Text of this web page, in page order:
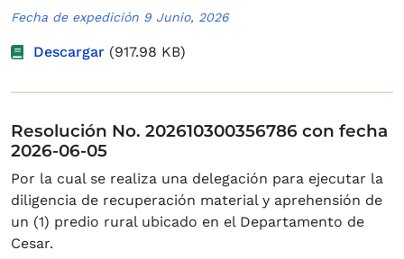
Fecha de expedición 9 Junio, 2026
Descargar (917.98 KB)
Resolución No. 202610300356786 con fecha
2026-06-05
Por la cual se realiza una delegación para ejecutar la
diligencia de recuperación material y aprehensión de
un (1) predio rural ubicado en el Departamento de
Cesar.